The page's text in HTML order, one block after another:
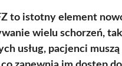
to istotny element
wielu schorzeń,
usług, pacjenci